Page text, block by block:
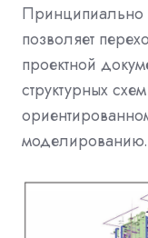
Принципиально
позволяет
проектной
структурных
моделированию.